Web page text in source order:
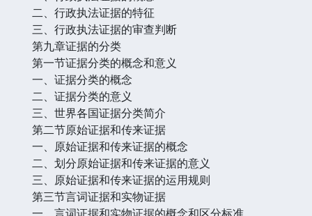
二、行政执法证据的特征
三、行政执法证据的审查判断
第九章证据的分类
第一节证据分类的概念和意义
一、证据分类的概念
二、证据分类的意义
三、世界各国证据分类简介
第二节原始证据和传来证据
一、原始证据和传来证据的概念
二、划分原始证据和传来证据的意义
三、原始证据和传来证据的运用规则
第三节言词证据和实物证据